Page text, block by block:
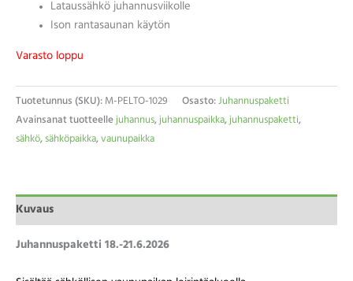
Lataussähkö juhannusviikolle
Ison rantasaunan käytön
Varasto loppu
Tuotetunnus (SKU): M-PELTO-1029 Osasto: Juhannuspaketti
Avainsanat tuotteelle juhannus, juhannuspaikka, juhannuspaketti,
sähkö, sähköpaikka, vaunupaikka
Kuvaus
Juhannuspaketti 18.-21.6.2026